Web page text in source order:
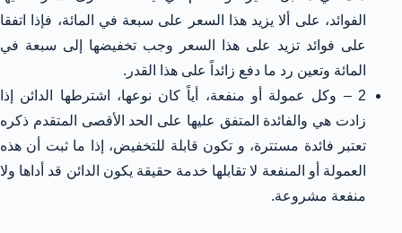
الفوائد، على ألا يزيد هذا السعر على سبعة في المائة، فإذا اتفقا
على فوائد تزيد على هذا السعر وجب تخفيضها إلى سبعة في
المائة وتعين رد ما دفع زائداً على هذا القدر.
2 – وكل عمولة أو منفعة، أياً كان نوعها، اشترطها الدائن إذا
زادت هي والفائدة المتفق عليها على الحد الأقصى المتقدم ذكره
تعتبر فائدة مستترة، و تكون قابلة للتخفيض، إذا ما ثبت أن هذه
العمولة أو المنفعة لا تقابلها خدمة حقيقة يكون الدائن قد أداها ولا
منفعة مشروعة.